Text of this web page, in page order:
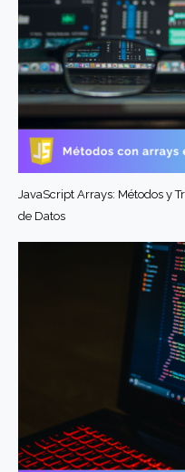
JavaScript Arrays: Métodos y
de Datos